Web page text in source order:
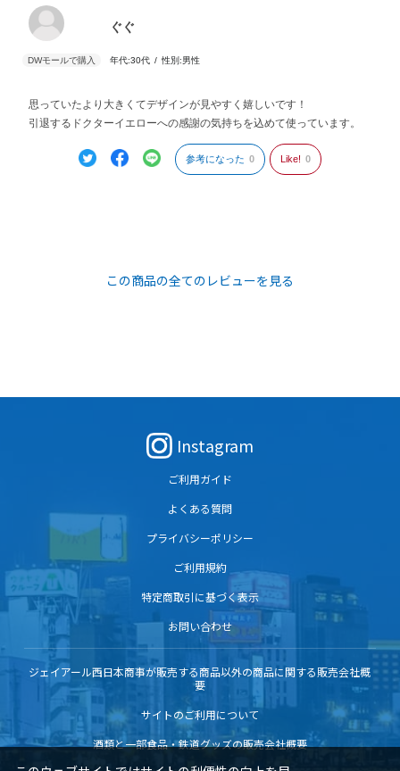
ぐぐ
年代:30代 性別:男性
思っていたより大きくてデザインが見やすく嬉しいです！
引退するドクターイエローへの感謝の気持ちを込めて使っています。
参考になった 0 Like! 0
この商品の全てのレビューを見る
Instagram
ご利用ガイド
よくある質問
プライバシーポリシー
ご利用規約
特定商取引に基づく表示
お問い合わせ
ジェイアール西日本商事が販売する商品以外の商品に関する販売会社概
要
サイトのご利用について
酒類と一部食品・鉄道グッズの販売会社概要